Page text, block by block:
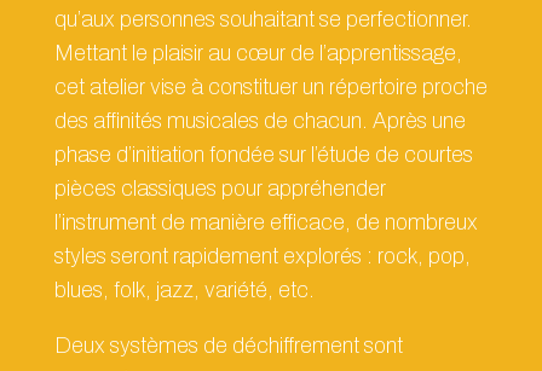
qu’aux personnes souhaitant se perfectionner.
Mettant le plaisir au cœur de l’apprentissage,
cet atelier vise à constituer un répertoire proche
des affinités musicales de chacun. Après une
phase d’initiation fondée sur l’étude de courtes
pièces classiques pour appréhender
l’instrument de manière efficace, de nombreux
styles seront rapidement explorés : rock, pop,
blues, folk, jazz, variété, etc.
Deux systèmes de déchiffrement sont